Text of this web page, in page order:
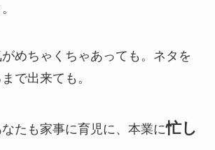
めちゃくちゃあっても。ネタを
で出来ても。
たも家事に育児に、本業に忙し